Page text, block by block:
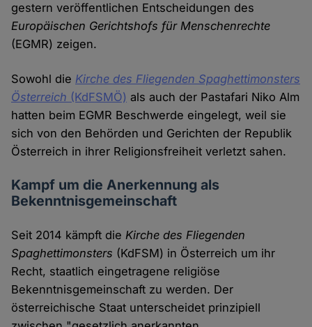
gestern veröffentlichen Entscheidungen des
Europäischen Gerichtshofs für Menschenrechte
(EGMR) zeigen.
Sowohl die Kirche des Fliegenden Spaghettimonsters
Österreich (KdFSMÖ) als auch der Pastafari Niko Alm
hatten beim EGMR Beschwerde eingelegt, weil sie
sich von den Behörden und Gerichten der Republik
Österreich in ihrer Religionsfreiheit verletzt sahen.
Kampf um die Anerkennung als
Bekenntnisgemeinschaft
Seit 2014 kämpft dieKirche des Fliegenden
Spaghettimonsters (KdFSM) in Österreich um ihr
Recht, staatlich eingetragene religiöse
Bekenntnisgemeinschaft zu werden. Der
österreichische Staat unterscheidet prinzipiell